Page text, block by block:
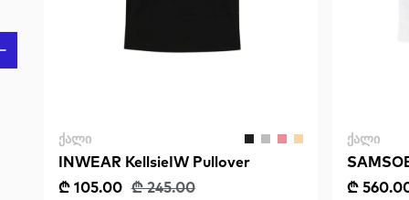
ᲥᲐᲚᲘ
INWEAR KellsieIW Pullover
₾ 105.00 ₾ 245.00
ᲥᲐᲚᲘ
₾